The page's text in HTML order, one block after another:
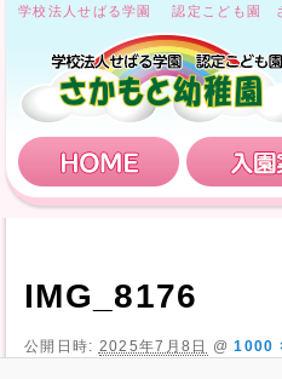
学校法人せばる学園 認定こども園
HOME
IMG_8176
公開日時: 2025年7月8日 @1000